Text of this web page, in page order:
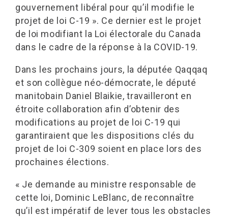
gouvernement libéral pour qu’il modifie le
projet de loi C-19 ». Ce dernier est le projet
de loi modifiant la Loi électorale du Canada
dans le cadre de la réponse à la COVID-19.
Dans les prochains jours, la députée Qaqqaq
et son collègue néo-démocrate, le député
manitobain Daniel Blaikie, travailleront en
étroite collaboration afin d’obtenir des
modifications au projet de loi C-19 qui
garantiraient que les dispositions clés du
projet de loi C-309 soient en place lors des
prochaines élections.
« Je demande au ministre responsable de
cette loi, Dominic LeBlanc, de reconnaître
qu’il est impératif de lever tous les obstacles